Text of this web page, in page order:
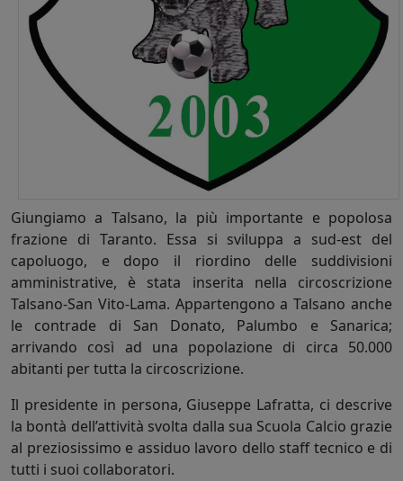
Giungiamo a Talsano, la più importante e popolosa
frazione di Taranto. Essa si sviluppa a sud-est del
capoluogo, e dopo il riordino delle suddivisioni
amministrative, è stata inserita nella circoscrizione
Talsano-San Vito-Lama. Appartengono a Talsano anche
le contrade di San Donato, Palumbo e Sanarica;
arrivando così ad una popolazione di circa 50.000
abitanti per tutta la circoscrizione.
Il presidente in persona, Giuseppe Lafratta, ci descrive
la bontà dell’attività svolta dalla sua Scuola Calcio grazie
al preziosissimo e assiduo lavoro dello staff tecnico e di
tutti i suoi collaboratori.